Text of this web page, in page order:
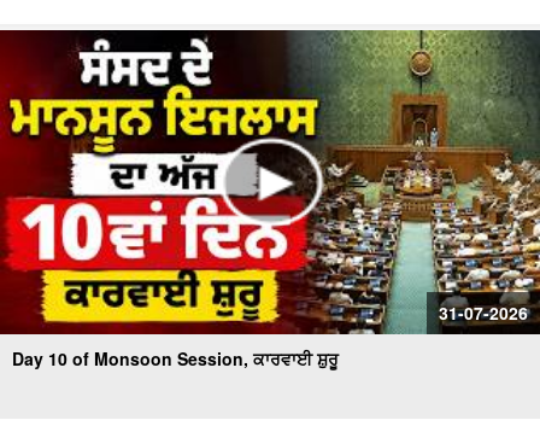
31-07-2026
Day 10 of Monsoon Session, ਕਾਰਵਾਈ ਸ਼ੁਰੂ